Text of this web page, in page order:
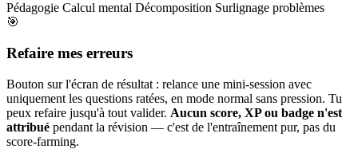
Pédagogie Calcul mental Décomposition Surlignage problèmes
🎯
Refaire mes erreurs
Bouton sur l'écran de résultat : relance une mini-session avec
uniquement les questions ratées, en mode normal sans pression. Tu
peux refaire jusqu'à tout valider. Aucun score, XP ou badge n'est
attribué pendant la révision — c'est de l'entraînement pur, pas du
score-farming.